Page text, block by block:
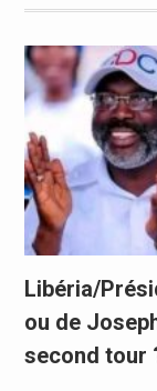
Libéria/
ou de
second tour